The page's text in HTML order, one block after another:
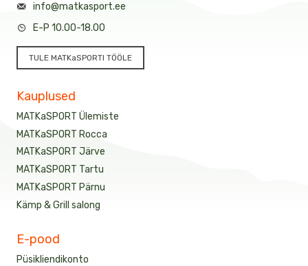
info@matkasport.ee
E-P 10.00-18.00
TULE MATKaSPORTI TÖÖLE
Kauplused
MATKaSPORT Ülemiste
MATKaSPORT Rocca
MATKaSPORT Järve
MATKaSPORT Tartu
MATKaSPORT Pärnu
Kämp & Grill salong
E-pood
Püsikliendikonto